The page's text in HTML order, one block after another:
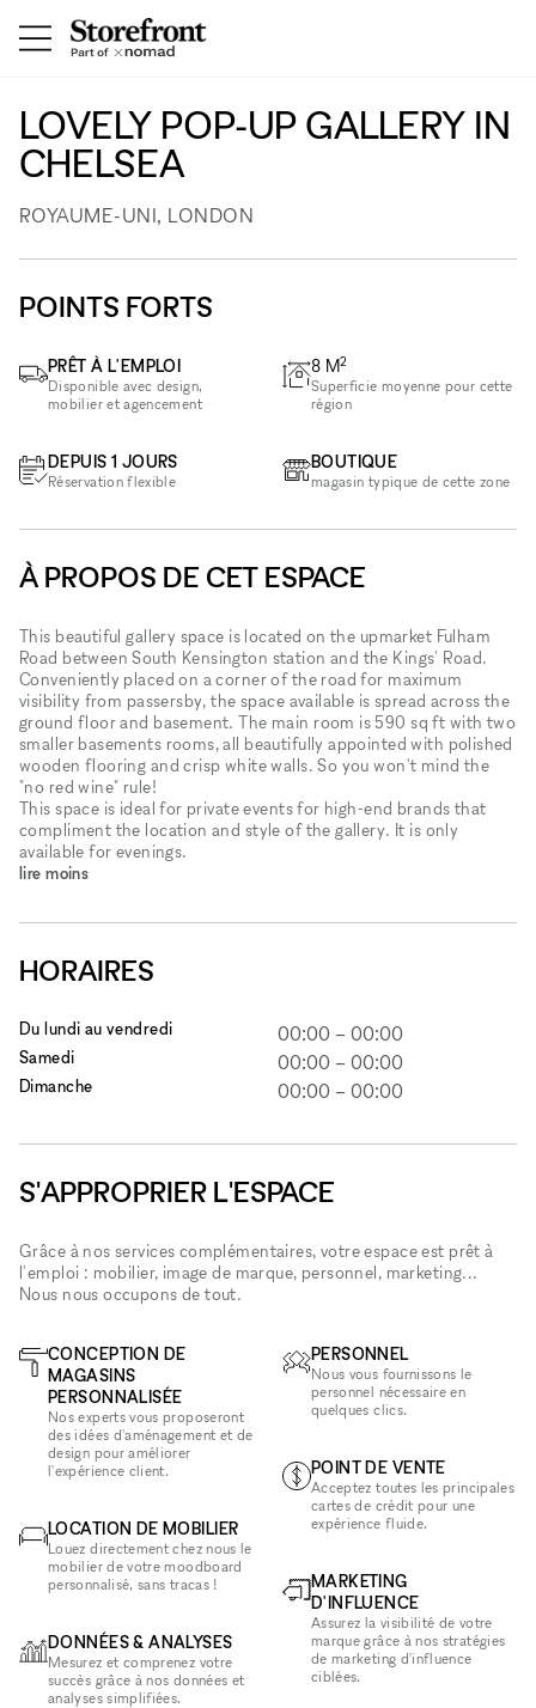
LOVELY POP-UP GALLERY IN
CHELSEA
ROYAUME-UNI, LONDON
POINTS FORTS
PRÊT À L'EMPLOI
Disponible avec design,
mobilier et agencement
DEPUIS 1 JOURS
Réservation flexible
8 M2
Superficie moyenne pour cette
région
BOUTIQUE
magasin typique de cette zone
À PROPOS DE CET ESPACE
This beautiful gallery space is located on the upmarket Fulham
Road between South Kensington station and the Kings' Road.
Conveniently placed on a corner of the road for maximum
visibility from passersby, the space available is spread across the
ground floor and basement. The main room is 590 sq ft with two
smaller basements rooms, all beautifully appointed with polished
wooden flooring and crisp white walls. So you won't mind the
"no red wine" rule!
This space is ideal for private events for high-end brands that
compliment the location and style of the gallery. It is only
available for evenings.
lire moins
HORAIRES
Du lundi au vendredi 00:00 – 00:00
Samedi 00:00 – 00:00
Dimanche 00:00 – 00:00
S'APPROPRIER L'ESPACE
Grâce à nos services complémentaires, votre espace est prêt à
l'emploi : mobilier, image de marque, personnel, marketing...
Nous nous occupons de tout.
CONCEPTION DE
MAGASINS
PERSONNALISÉE
Nos experts vous proposeront
des idées d'aménagement et de
design pour améliorer
l'expérience client.
LOCATION DE MOBILIER
Louez directement chez nous le
mobilier de votre moodboard
personnalisé, sans tracas !
DONNÉES & ANALYSES
Mesurez et comprenez votre
succès grâce à nos données et
analyses simplifiées.
PERSONNEL
Nous vous fournissons le
personnel nécessaire en
quelques clics.
POINT DE VENTE
Acceptez toutes les principales
cartes de crédit pour une
expérience fluide.
MARKETING
D'INFLUENCE
Assurez la visibilité de votre
marque grâce à nos stratégies
de marketing d'influence
ciblées.